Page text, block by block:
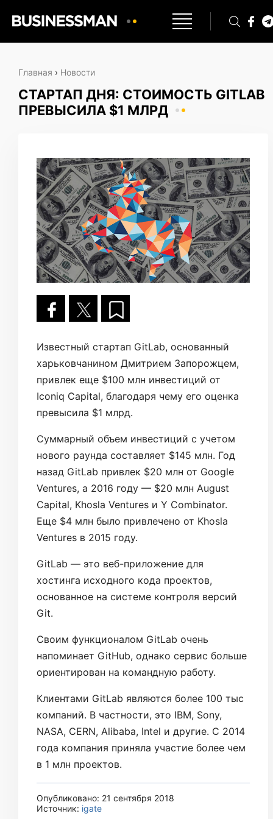
Главная › Новости
СТАРТАП ДНЯ: СТОИМОСТЬ GITLAB
ПРЕВЫСИЛА $1 МЛРД
Известный стартап GitLab, основанный
харьковчанином Дмитрием Запорожцем,
привлек еще $100 млн инвестиций от
Iconiq Capital, благодаря чему его оценка
превысила $1 млрд.
Суммарный объем инвестиций с учетом
нового раунда составляет $145 млн. Год
назад GitLab привлек $20 млн от Google
Ventures, а 2016 году — $20 млн August
Capital, Khosla Ventures и Y Combinator.
Еще $4 млн было привлечено от Khosla
Ventures в 2015 году.
GitLab — это веб-приложение для
хостинга исходного кода проектов,
основанное на системе контроля версий
Git.
Своим функционалом GitLab очень
напоминает GitHub, однако сервис больше
ориентирован на командную работу.
Клиентами GitLab являются более 100 тыс
компаний. В частности, это IBM, Sony,
NASA, CERN, Alibaba, Intel и другие. С 2014
года компания приняла участие более чем
в 1 млн проектов.
Опубликовано: 21 сентября 2018
Источник: igate